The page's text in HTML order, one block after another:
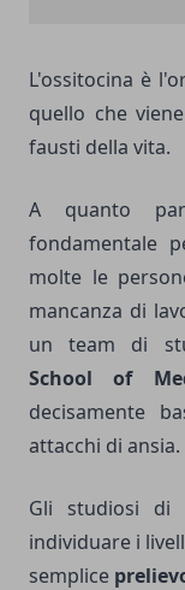
L'ossitocina è
quello che
fausti della vita.
A quanto
fondamentale
molte le
mancanza di
un team di
School of
decisamente
attacchi di ansia.
Gli studiosi di
individuare i
semplice